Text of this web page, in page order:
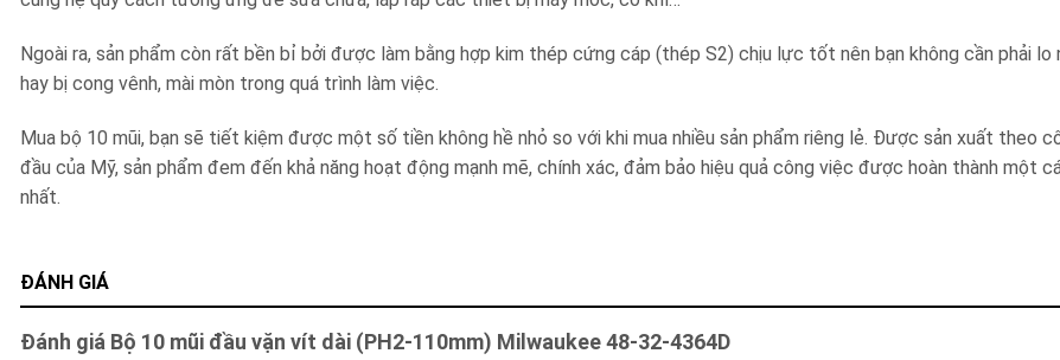
Ngoài ra, sản phẩm còn rất bền bỉ bởi được làm bằng hợp kim thép cứng cáp (thép S2) chịu lực tốt nên bạn không cần phải lo
hay bị cong vênh, mài mòn trong quá trình làm việc.
Mua bộ 10 mũi, bạn sẽ tiết kiệm được một số tiền không hề nhỏ so với khi mua nhiều sản phẩm riêng lẻ. Được sản xuất theo
đầu của Mỹ, sản phẩm đem đến khả năng hoạt động mạnh mẽ, chính xác, đảm bảo hiệu quả công việc được hoàn thành một
nhất.
ĐÁNH GIÁ
Đánh giá Bộ 10 mũi đầu vặn vít dài (PH2-110mm) Milwaukee 48-32-4364D